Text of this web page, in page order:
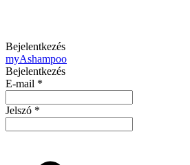
Bejelentkezés
myAshampoo
Bejelentkezés
E-mail *
Jelszó *